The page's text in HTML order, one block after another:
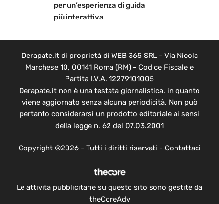
per un’esperienza di guida
più interattiva
Derapate.it di proprietà di WEB 365 SRL - Via Nicola
Marchese 10, 00141 Roma (RM) - Codice Fiscale e
Partita I.V.A. 12279101005
Derapate.it non è una testata giornalistica, in quanto
viene aggiornato senza alcuna periodicità. Non può
pertanto considerarsi un prodotto editoriale ai sensi
della legge n. 62 del 07.03.2001
Copyright ©2026 - Tutti i diritti riservati - Contattaci
Le attività pubblicitarie su questo sito sono gestite da
theCoreAdv